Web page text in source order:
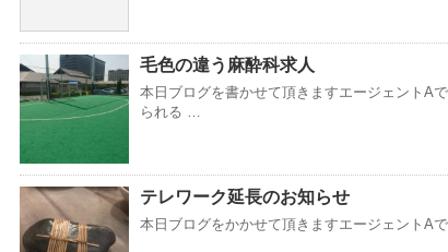
毛色の違う麻酔科求人
本日ブログを書かせて頂きますエージェントA
られる …
テレワーク延長のお知らせ
本日ブログをかかせて頂きますエージェント